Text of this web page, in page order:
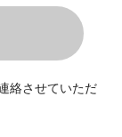
絡させていただ